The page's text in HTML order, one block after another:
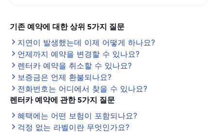
기존 예약에 대한 상위 5가지 질문
지연이 발생했는데 이제 어떻게 하나요?
언제까지 예약을 변경할 수 있나요?
렌터카 예약을 취소할 수 있나요?
보증금은 언제 환불되나요?
전화번호는 어디에서 찾을 수 있나요?
렌터카 예약에 관한 5가지 질문
혜택에는 어떤 보험이 포함되나요?
걱정 없는 라벨이란 무엇인가요?